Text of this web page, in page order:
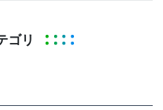
ゴリ